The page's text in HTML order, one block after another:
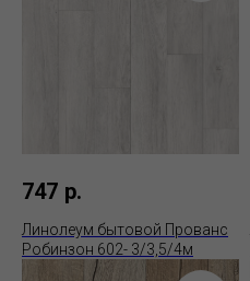
747 р.
Линолеум бытовой Прованс
Робинзон 602- 3/3,5/4м